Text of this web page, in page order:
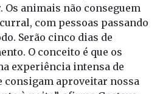
experiência intensa de
consigam aproveitar nossa
à noite”, afirma Gustavo
Oliveira, diretor de